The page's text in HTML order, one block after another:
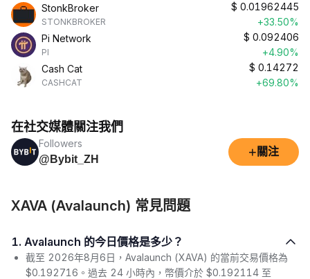
StonkBroker
STONKBROKER
$ 0.01962445
+33.50%
Pi Network
PI
$ 0.092406
+4.90%
Cash Cat
CASHCAT
$ 0.14272
+69.80%
在社交媒體關注我們
Followers
@Bybit_ZH
+ 關注
XAVA (Avalaunch) 常見問題
1. Avalaunch 的今日價格是多少？
截至 2026年8月6日，Avalaunch (XAVA) 的當前交易價格為
$0.192716。過去 24 小時內，幣價介於 $0.192114 至